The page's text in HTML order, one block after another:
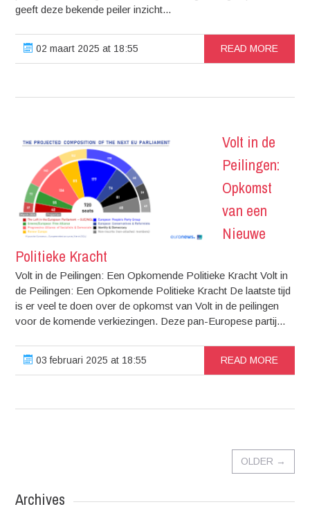
geeft deze bekende peiler inzicht...
02 maart 2025 at 18:55 READ MORE
Volt in de
Peilingen:
Opkomst
van een
Nieuwe
Politieke Kracht
Volt in de Peilingen: Een Opkomende Politieke Kracht Volt in
de Peilingen: Een Opkomende Politieke Kracht De laatste tijd
is er veel te doen over de opkomst van Volt in de peilingen
voor de komende verkiezingen. Deze pan-Europese partij...
03 februari 2025 at 18:55 READ MORE
OLDER →
Archives